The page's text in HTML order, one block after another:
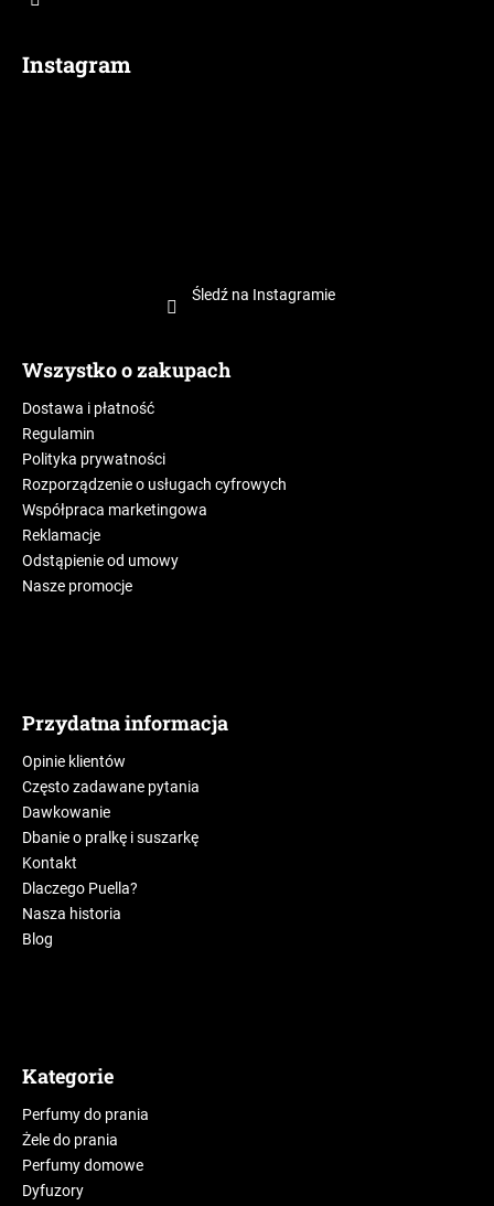
Instagram
Śledź na Instagramie
Wszystko o zakupach
Dostawa i płatność
Regulamin
Polityka prywatności
Rozporządzenie o usługach cyfrowych
Współpraca marketingowa
Reklamacje
Odstąpienie od umowy
Nasze promocje
Przydatna informacja
Opinie klientów
Często zadawane pytania
Dawkowanie
Dbanie o pralkę i suszarkę
Kontakt
Dlaczego Puella?
Nasza historia
Blog
Kategorie
Perfumy do prania
Żele do prania
Perfumy domowe
Dyfuzory